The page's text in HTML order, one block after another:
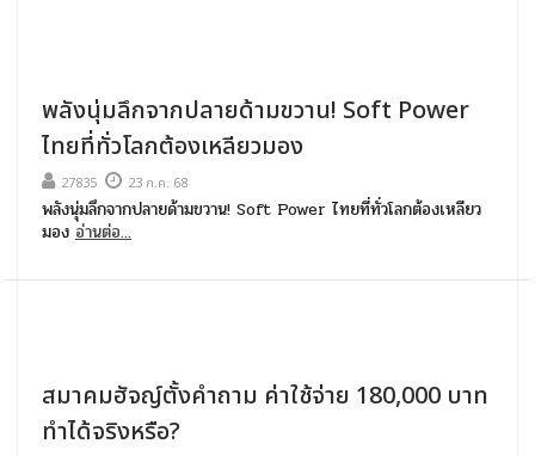
พลังนุ่มลึกจากปลายด้ามขวาน! Soft Power
ไทยที่ทั่วโลกต้องเหลียวมอง
27835 23 ก.ค. 68
พลังนุ่มลึกจากปลายด้ามขวาน! Soft Power ไทยที่ทั่วโลกต้องเหลียว
มอง อ่านต่อ...
สมาคมฮัจญ์ตั้งคำถาม ค่าใช้จ่าย 180,000 บาท
ทำได้จริงหรือ?